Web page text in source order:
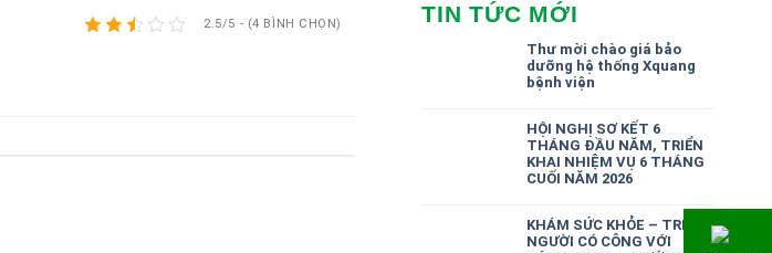
2.5/5 - (4 BÌNH CHỌN) TIN TỨC MỚI
Thư mời chào giá bảo
dưỡng hệ thống Xquang
bệnh viện
HỘI NGHỊ SƠ KẾT 6
THÁNG ĐẦU NĂM, TRIỂN
KHAI NHIỆM VỤ 6 THÁNG
CUỐI NĂM 2026
KHÁM SỨC KHỎE – TRI ÂN
NGƯỜI CÓ CÔNG VỚI